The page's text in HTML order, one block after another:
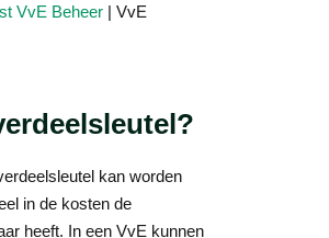
VvE Beheer | VvE
kan worden
in de kosten de
heeft. In een VvE kunnen